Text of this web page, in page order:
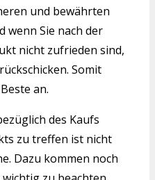
und bewährten
wenn Sie nach der
nicht zufrieden sind,
Somit
an.
des Kaufs
zu treffen ist nicht
Dazu kommen noch